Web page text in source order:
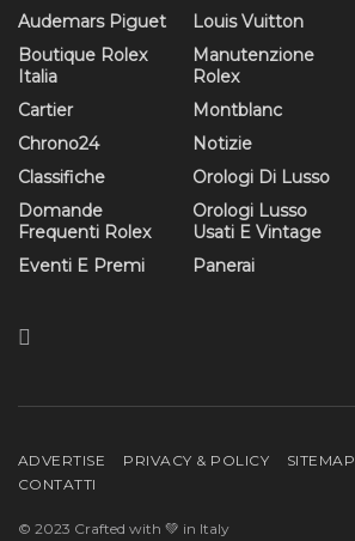
Audemars Piguet
Boutique Rolex
Italia
Cartier
Chrono24
Classifiche
Domande
Frequenti Rolex
Eventi E Premi
Louis Vuitton
Manutenzione
Rolex
Montblanc
Notizie
Orologi Di Lusso
Orologi Lusso
Usati E Vintage
Panerai
ADVERTISE PRIVACY & POLICY SITEMAP
CONTATTI
© 2023 Crafted with 💚 in Italy